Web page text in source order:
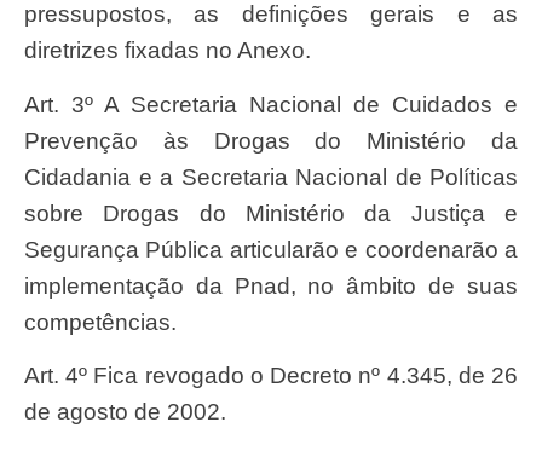
pressupostos, as definições gerais e as
diretrizes fixadas no Anexo.
Art. 3º A Secretaria Nacional de Cuidados e
Prevenção às Drogas do Ministério da
Cidadania e a Secretaria Nacional de Políticas
sobre Drogas do Ministério da Justiça e
Segurança Pública articularão e coordenarão a
implementação da Pnad, no âmbito de suas
competências.
Art. 4º Fica revogado o Decreto nº 4.345, de 26
de agosto de 2002.